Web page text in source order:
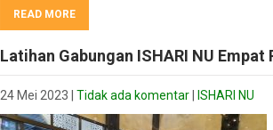
READ MORE
Latihan Gabungan ISHARI NU
24 Mei 2023 Tidak ada komentar
ISHARI NU